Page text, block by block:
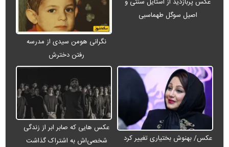
اصیل سوگل طهماسبی
نگرانی هومن سیدی از مدرسه
رفتن دخترش
عکس/ بهنوش بختیاری تغییر کرد
عکس هایی که صابر ابر از زندگی
شخصی‌اش به اشتراک گذاشت